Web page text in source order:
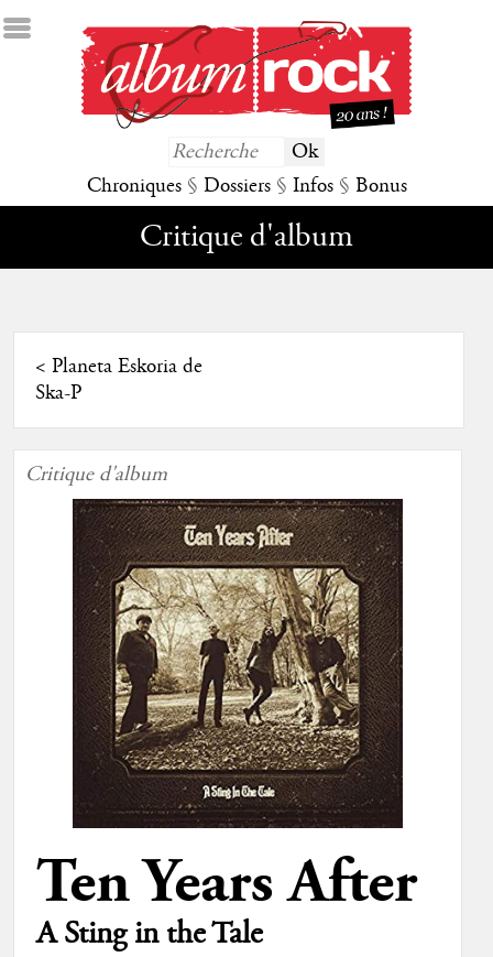
Chroniques § Dossiers § Infos § Bonus
Critique d'album
< Planeta Eskoria de
Ska-P
Critique d'album
Ten Years After
A Sting in the Tale